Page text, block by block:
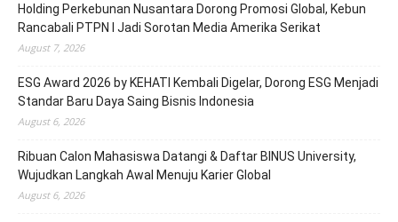
Holding Perkebunan Nusantara Dorong Promosi Global, Kebun
Rancabali PTPN I Jadi Sorotan Media Amerika Serikat
August 7, 2026
ESG Award 2026 by KEHATI Kembali Digelar, Dorong ESG Menjadi
Standar Baru Daya Saing Bisnis Indonesia
August 6, 2026
Ribuan Calon Mahasiswa Datangi & Daftar BINUS University,
Wujudkan Langkah Awal Menuju Karier Global
August 6, 2026